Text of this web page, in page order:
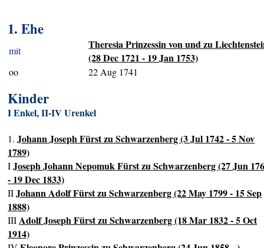
1. Ehe
mit
Theresia Prinzessin von und zu
(28 Dec 1721 - 19 Jan 1753)
oo 22 Aug 1741
Kinder
I Enkel, II-IV Urenkel
1.Johann Joseph Fürst zu Schwarzenberg (3 Jul 1742 - 5 Nov
1789)
IJoseph Johann Nepomuk Fürst zu Schwarzenberg (27 Jun
- 19 Dec 1833)
IIJohann Adolf Fürst zu Schwarzenberg (22 May 1799 - 15 Sep
1888)
IIIAdolf Joseph Fürst zu Schwarzenberg (18 Mar 1832 - 5 Oct
1914)